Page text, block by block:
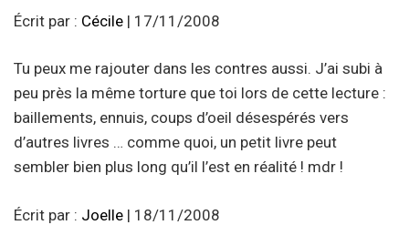
Écrit par : Cécile | 17/11/2008
Tu peux me rajouter dans les contres aussi. J’ai subi à
peu près la même torture que toi lors de cette lecture :
baillements, ennuis, coups d’oeil désespérés vers
d’autres livres … comme quoi, un petit livre peut
sembler bien plus long qu’il l’est en réalité ! mdr !
Écrit par : Joelle | 18/11/2008